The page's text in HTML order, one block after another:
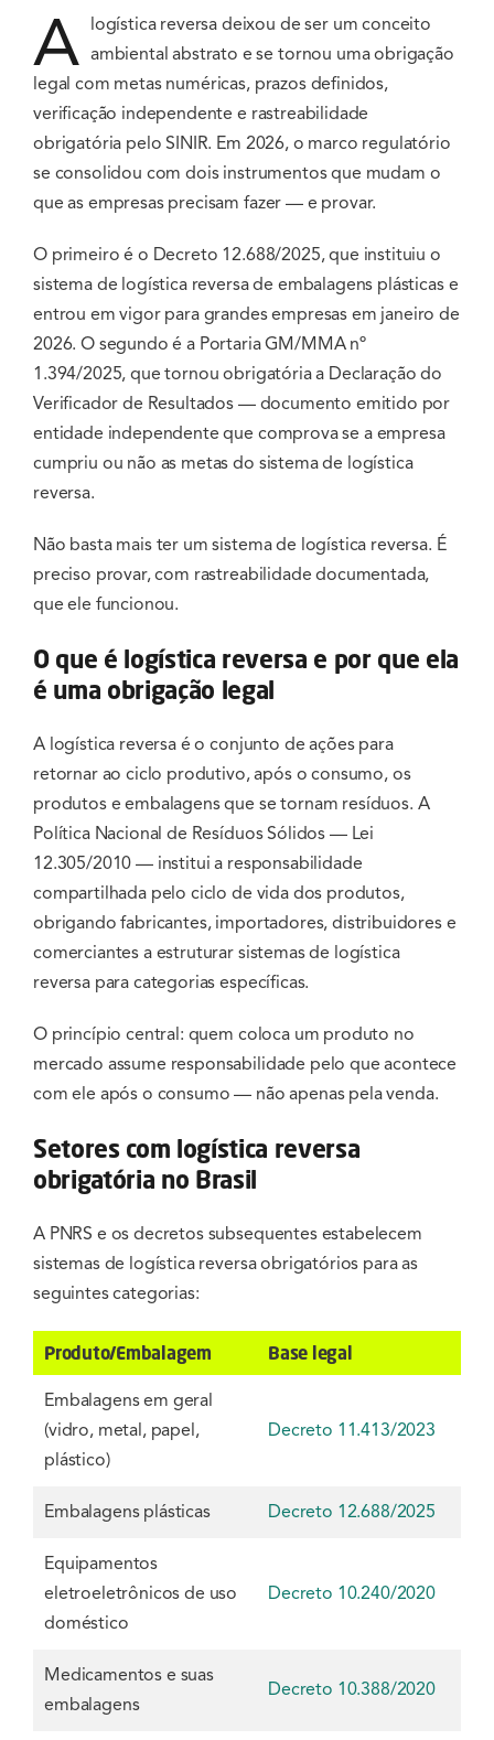
A logística reversa deixou de ser um conceito
ambiental abstrato e se tornou uma obrigação
legal com metas numéricas, prazos definidos,
verificação independente e rastreabilidade
obrigatória pelo SINIR. Em 2026, o marco regulatório
se consolidou com dois instrumentos que mudam o
que as empresas precisam fazer — e provar.
O primeiro é o Decreto 12.688/2025, que instituiu o
sistema de logística reversa de embalagens plásticas e
entrou em vigor para grandes empresas em janeiro de
2026. O segundo é a Portaria GM/MMA nº
1.394/2025, que tornou obrigatória a Declaração do
Verificador de Resultados — documento emitido por
entidade independente que comprova se a empresa
cumpriu ou não as metas do sistema de logística
reversa.
Não basta mais ter um sistema de logística reversa. É
preciso provar, com rastreabilidade documentada,
que ele funcionou.
O que é logística reversa e por que ela
é uma obrigação legal
A logística reversa é o conjunto de ações para
retornar ao ciclo produtivo, após o consumo, os
produtos e embalagens que se tornam resíduos. A
Política Nacional de Resíduos Sólidos — Lei
12.305/2010 — institui a responsabilidade
compartilhada pelo ciclo de vida dos produtos,
obrigando fabricantes, importadores, distribuidores e
comerciantes a estruturar sistemas de logística
reversa para categorias específicas.
O princípio central: quem coloca um produto no
mercado assume responsabilidade pelo que acontece
com ele após o consumo — não apenas pela venda.
Setores com logística reversa
obrigatória no Brasil
A PNRS e os decretos subsequentes estabelecem
sistemas de logística reversa obrigatórios para as
seguintes categorias:
Produto/Embalagem Base legal
Embalagens em geral
(vidro, metal, papel,
plástico)
Decreto 11.413/2023
Embalagens plásticas Decreto 12.688/2025
Equipamentos
eletroeletrônicos de uso
doméstico
Decreto 10.240/2020
Medicamentos e suas
embalagens
Decreto 10.388/2020